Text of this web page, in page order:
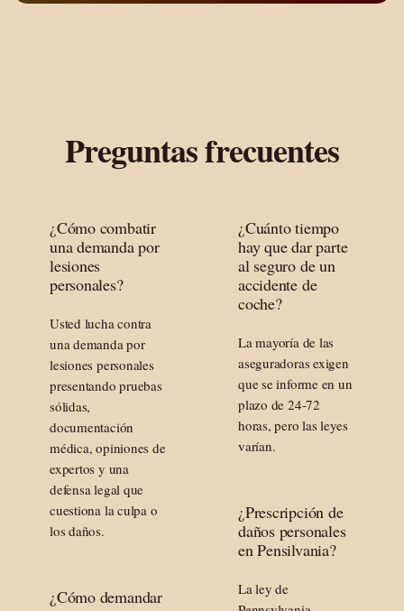
Preguntas frecuentes
¿Cómo combatir
una demanda por
lesiones
personales?
Usted lucha contra
una demanda por
lesiones personales
presentando pruebas
sólidas,
documentación
médica, opiniones de
expertos y una
defensa legal que
cuestiona la culpa o
los daños.
¿Cómo demandar
¿Cuánto tiempo
hay que dar parte
al seguro de un
accidente de
coche?
La mayoría de las
aseguradoras exigen
que se informe en un
plazo de 24-72
horas, pero las leyes
varían.
¿Prescripción de
daños personales
en Pensilvania?
La ley de